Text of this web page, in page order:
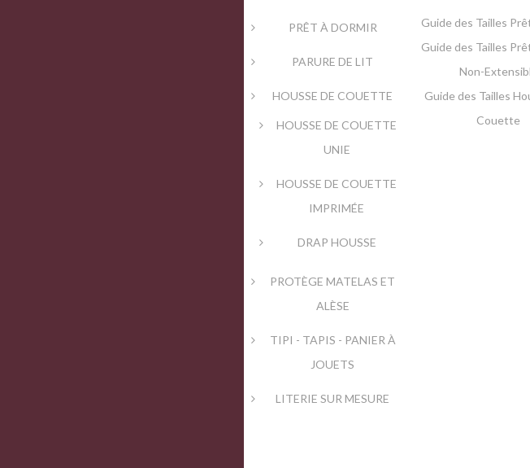
PRÊT À DORMIR
PARURE DE LIT
HOUSSE DE COUETTE
HOUSSE DE COUETTE
UNIE
HOUSSE DE COUETTE
IMPRIMÉE
DRAP HOUSSE
PROTÈGE MATELAS ET
ALÈSE
TIPI - TAPIS - PANIER À
JOUETS
LITERIE SUR MESURE
Guide des Tailles
Guide des Tailles
Non-
Guide des Tailles
Couette